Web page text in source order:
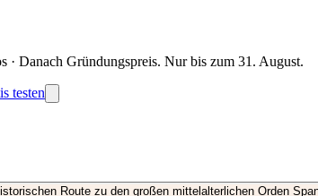
· Danach Gründungspreis. Nur bis zum 31. August.
testen